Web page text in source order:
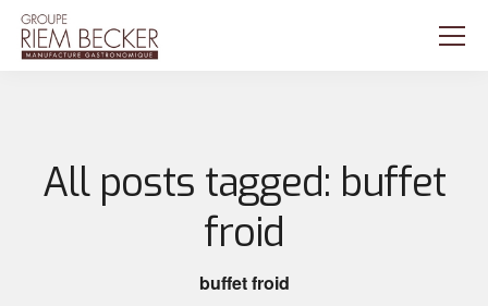
All posts tagged: buffet
froid
buffet froid